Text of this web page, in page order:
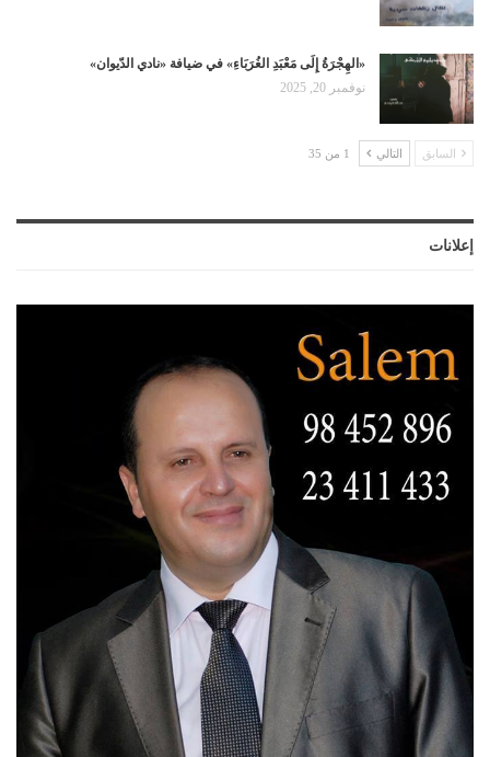
«الهِجْرَةُ إِلَى مَعْبَدِ الغُرَبَاءِ» في ضيافة «نادي الدّيوان»
نوفمبر 20, 2025
السابق التالي 1 من 35
إعلانات